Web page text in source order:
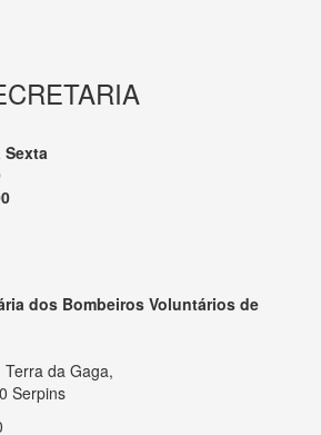
dos Bombeiros Voluntários de
da Gaga,
Serpins